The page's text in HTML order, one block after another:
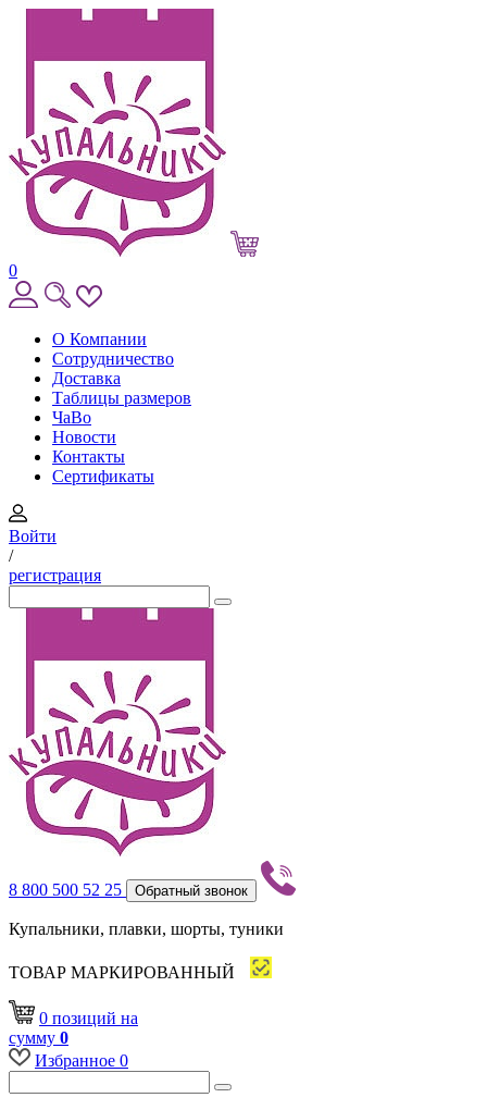
0
О Компании
Сотрудничество
Доставка
Таблицы размеров
ЧаВо
Новости
Контакты
Сертификаты
Войти
/
регистрация
8 800 500 52 25 Обратный звонок
Купальники, плавки, шорты, туники
ТОВАР МАРКИРОВАННЫЙ
0 позиций на
сумму 0
Избранное 0